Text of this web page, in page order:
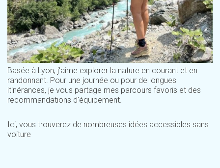
Basée à Lyon, j'aime explorer la nature en courant et en
randonnant. Pour une journée ou pour de longues
itinérances, je vous partage mes parcours favoris et des
recommandations d'équipement.
Ici, vous trouverez de nombreuses idées accessibles sans
voiture